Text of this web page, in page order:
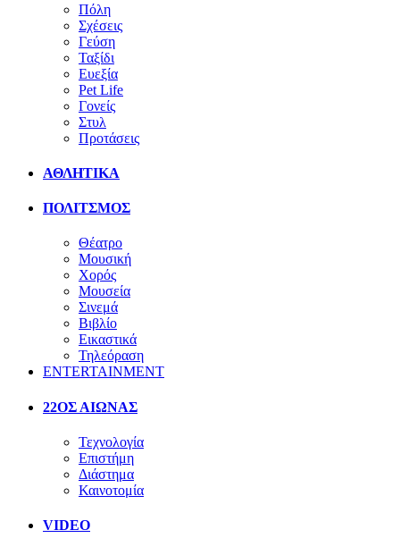
Πόλη
Σχέσεις
Γεύση
Ταξίδι
Ευεξία
Pet Life
Γονείς
Στυλ
Προτάσεις
ΑΘΛΗΤΙΚΑ
ΠΟΛΙΤΣΜΟΣ
Θέατρο
Μουσική
Χορός
Μουσεία
Σινεμά
Βιβλίο
Εικαστικά
Τηλεόραση
ENTERTAINMENT
22ΟΣ ΑΙΩΝΑΣ
Τεχνολογία
Επιστήμη
Διάστημα
Καινοτομία
VIDEO